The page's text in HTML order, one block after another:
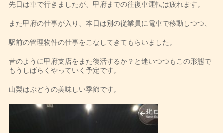
先日は車で行きましたが、甲府までの往復車運転は疲れます。
また甲府の仕事が入り、本日は別の従業員に電車で移動しつつ、
駅前の管理物件の仕事をこなしてきてもらいました。
昔のように甲府支店をまた復活するか？と迷いつつもこの形態で
もうしばらくやっていく予定です。
山梨はぶどうの美味しい季節です。